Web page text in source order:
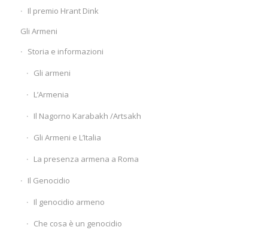
Il premio Hrant Dink
Gli Armeni
Storia e informazioni
Gli armeni
L’Armenia
Il Nagorno Karabakh /Artsakh
Gli Armeni e L’Italia
La presenza armena a Roma
Il Genocidio
Il genocidio armeno
Che cosa è un genocidio